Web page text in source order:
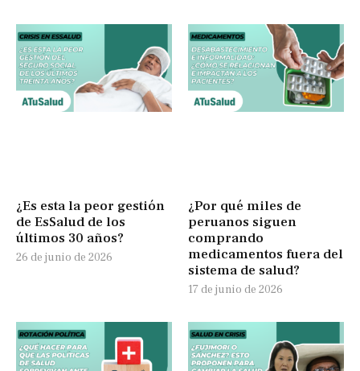
¿Es esta la peor gestión
de EsSalud de los
últimos 30 años?
26 de junio de 2026
¿Por qué miles de
peruanos siguen
comprando
medicamentos fuera del
sistema de salud?
17 de junio de 2026